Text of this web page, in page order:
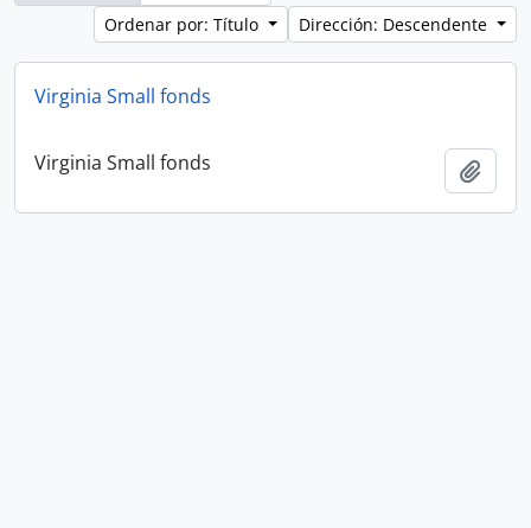
Ordenar por: Título
Dirección: Descendente
Virginia Small fonds
Virginia Small fonds